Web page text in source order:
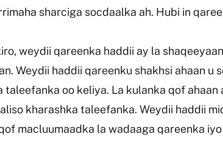
sharciga socdaalka ah. Hubi in
weydii qareenka haddii ay la shaqeeyaan
Weydii haddii qareenku shakhsi ahaan u
oo keliya. La kulanka qof ahaan
kharashka taleefanka. Weydii haddii
macluumaadka la wadaaga qareenka